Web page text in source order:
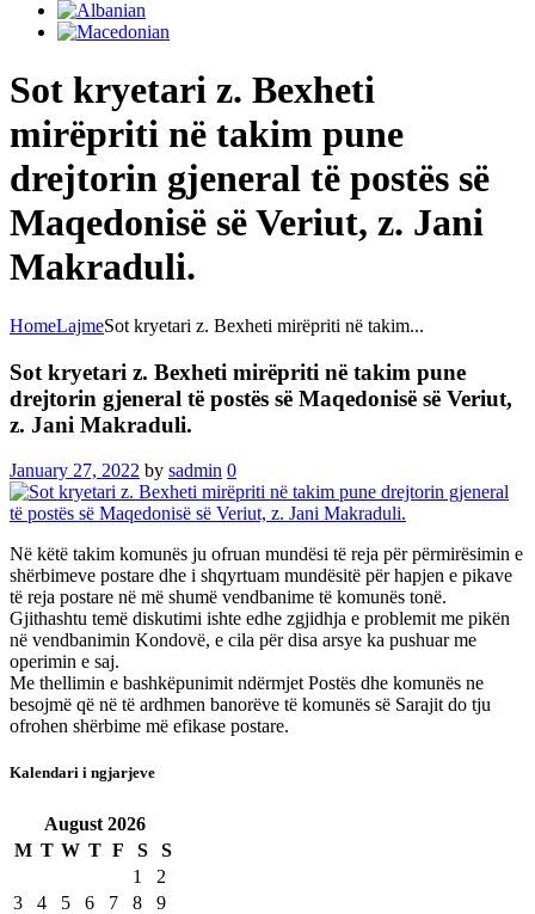
Sot kryetari z. Bexheti
mirëpriti në takim pune
drejtorin gjeneral të postës së
Maqedonisë së Veriut, z. Jani
Makraduli.
HomeLajmeSot kryetari z. Bexheti mirëpriti në takim...
Sot kryetari z. Bexheti mirëpriti në takim pune
drejtorin gjeneral të postës së Maqedonisë së Veriut,
z. Jani Makraduli.
January 27, 2022 by sadmin 0
Në këtë takim komunës ju ofruan mundësi të reja për përmirësimin e
shërbimeve postare dhe i shqyrtuam mundësitë për hapjen e pikave
të reja postare në më shumë vendbanime të komunës tonë.
Gjithashtu temë diskutimi ishte edhe zgjidhja e problemit me pikën
në vendbanimin Kondovë, e cila për disa arsye ka pushuar me
operimin e saj.
Me thellimin e bashkëpunimit ndërmjet Postës dhe komunës ne
besojmë që në të ardhmen banorëve të komunës së Sarajit do tju
ofrohen shërbime më efikase postare.
Kalendari i ngjarjeve
August 2026
M T W T F S
S
1
2
3
4 5 6 7 8
9